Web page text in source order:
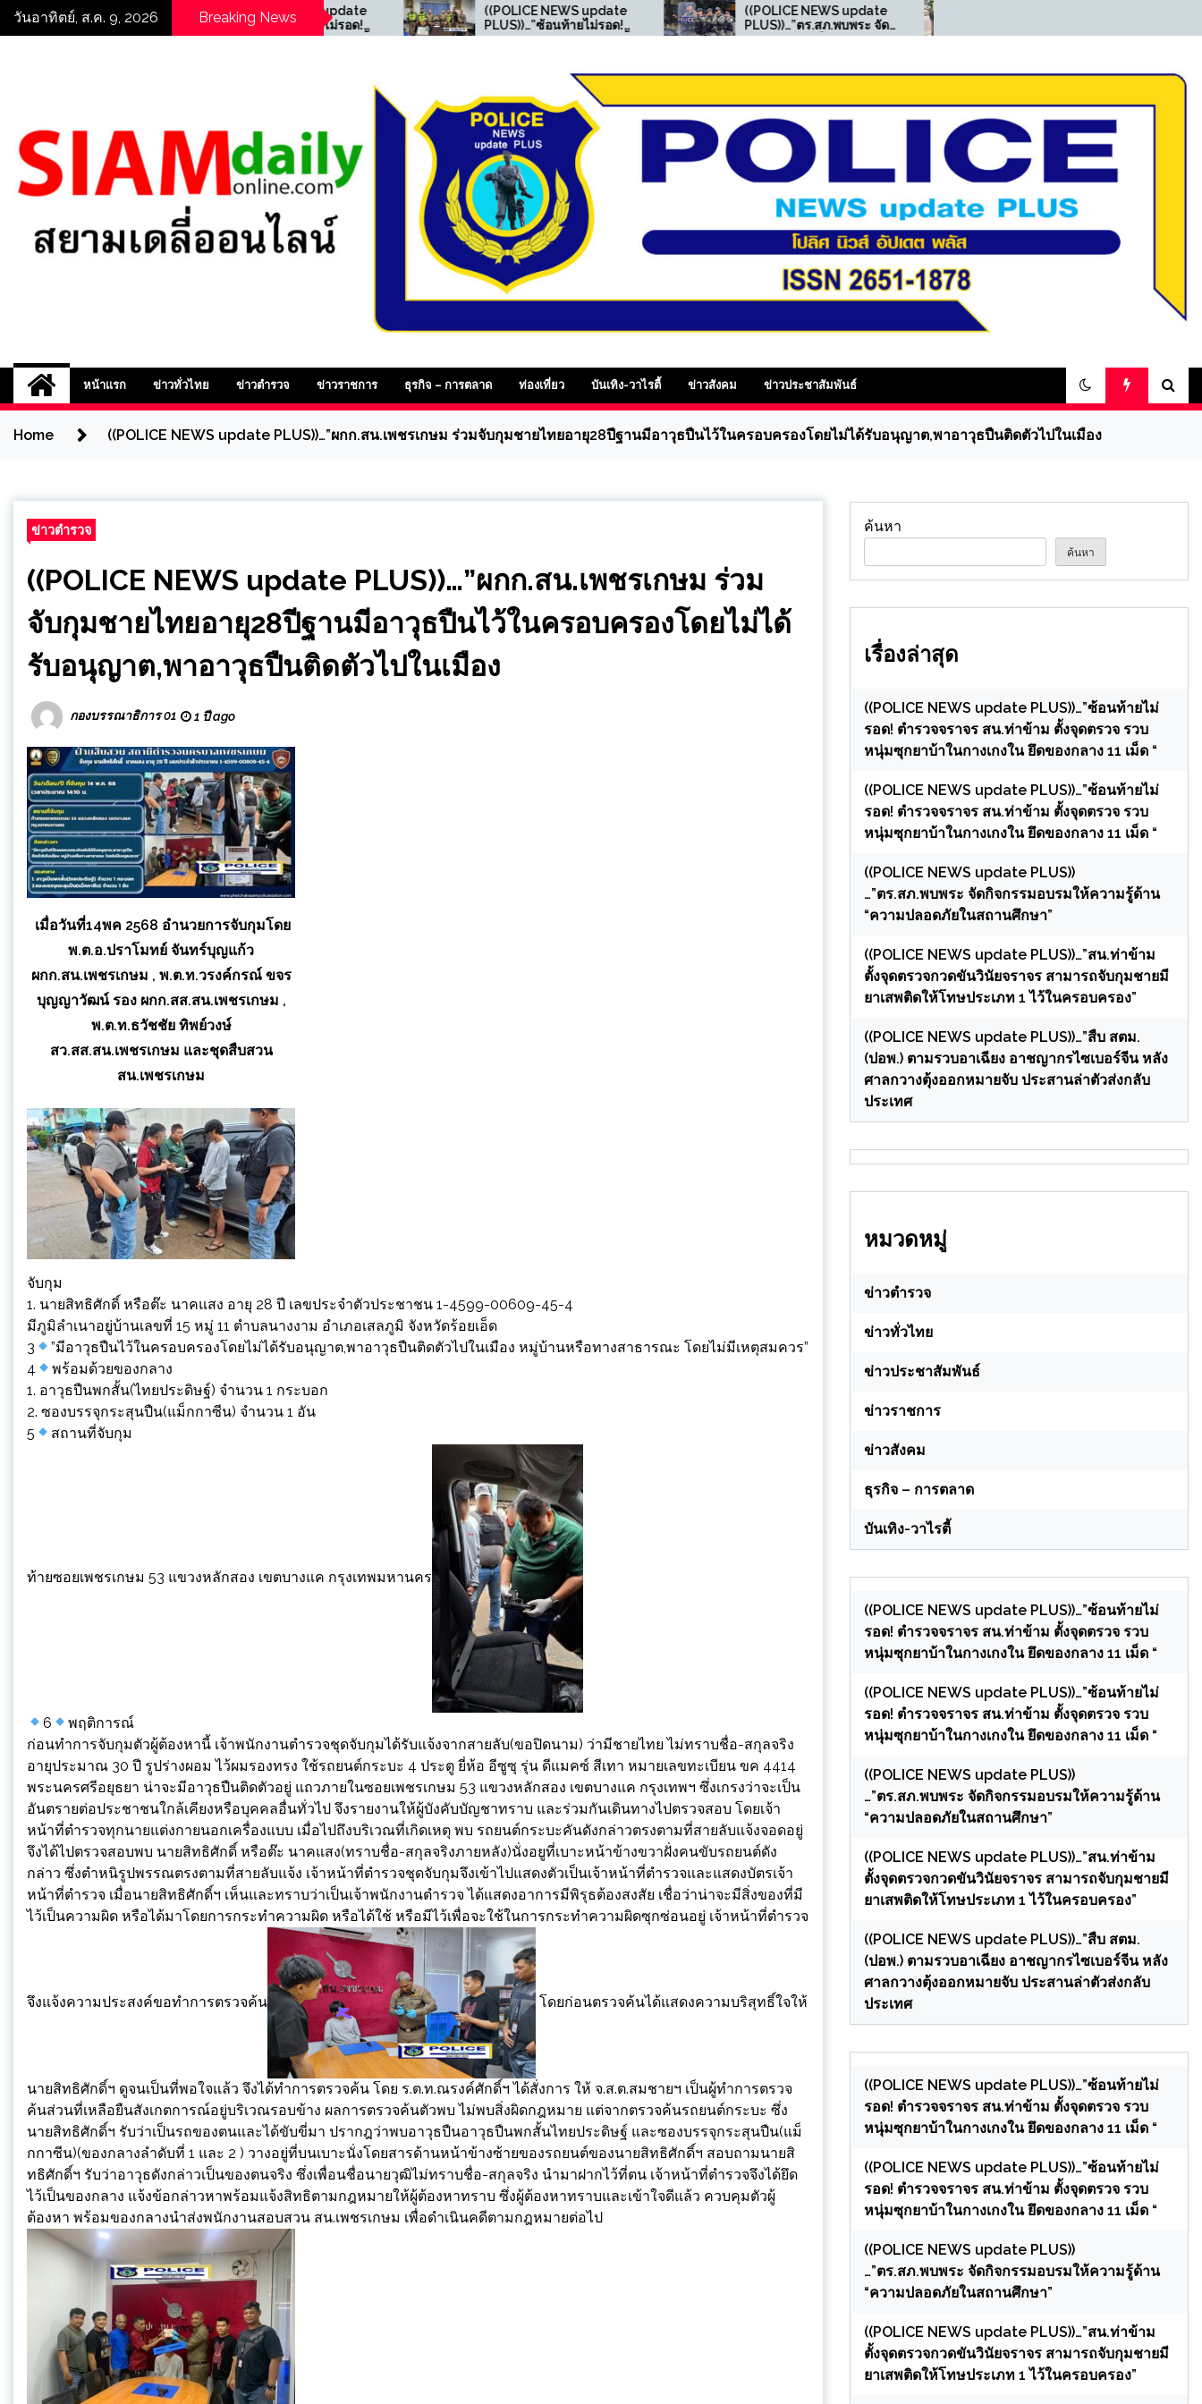
Skipวันอาทิตย์, ส.ค. 9, 2026 Breaking News
าน
((POLICE NEWS update
PLUS))…”ซ้อนท้ายไม่รอด!
ตำรวจจราจร สน.ท่าข้าม ตั้ง
((POLICE NEWS update
PLUS))…”ซ้อนท้ายไม่รอด!
ตำรวจจราจร สน.ท่าข้าม ตั้ง
((POLICE NEWS update
PLUS))…”ตร.สภ.พบพระ จัด
กิจกรรมอบรมให้ความรู้ด้าน
((POLICE NEWS update
PLUS))…”สน.ท่าข้าม ตั้งจุด
ตรวจกวดขันวินัยจราจร
ตาม
ส่งก
สยามเดลี่ออนไลน์ , SiamDailyOnline , policenewsupdateplus
หน้าแรก ข่าวทั่วไทย ข่าวตำรวจ ข่าวราชการ ธุรกิจ – การตลาด ท่องเที่ยว บันเทิง-วาไรตี้ ข่าวสังคม ข่าวประชาสัมพันธ์
Home ((POLICE NEWS update PLUS))…”ผกก.สน.เพชรเกษม ร่วมจับกุมชายไทยอายุ28ปีฐานมีอาวุธปืนไว้ในครอบครองโดยไม่ได้รับอนุญาต,พาอาวุธปืนติดตัวไปในเมือง
ข่าวตำรวจ
((POLICE NEWS update PLUS))…”ผกก.สน.เพชรเกษม ร่วม
จับกุมชายไทยอายุ28ปีฐานมีอาวุธปืนไว้ในครอบครองโดยไม่ได้
รับอนุญาต,พาอาวุธปืนติดตัวไปในเมือง
กองบรรณาธิการ 01 1 ปี ago
เมื่อวันที่14พค 2568 อำนวยการจับกุมโดย
พ.ต.อ.ปราโมทย์ จันทร์บุญแก้ว
ผกก.สน.เพชรเกษม , พ.ต.ท.วรงค์กรณ์ ขจร
บุญญาวัฒน์ รอง ผกก.สส.สน.เพชรเกษม ,
พ.ต.ท.ธวัชชัย ทิพย์วงษ์
สว.สส.สน.เพชรเกษม และชุดสืบสวน
สน.เพชรเกษม
จับกุม
1. นายสิทธิศักดิ์ หรือต๊ะ นาคแสง อายุ 28 ปี เลขประจำตัวประชาชน 1-4599-00609-45-4
มีภูมิลำเนาอยู่บ้านเลขที่ 15 หมู่ 11 ตำบลนางงาม อำเภอเสลภูมิ จังหวัดร้อยเอ็ด
3
”มีอาวุธปืนไว้ในครอบครองโดยไม่ได้รับอนุญาต,พาอาวุธปืนติดตัวไปในเมือง หมู่บ้านหรือทางสาธารณะ โดยไม่มีเหตุสมควร”
4
พร้อมด้วยของกลาง
1. อาวุธปืนพกสั้น(ไทยประดิษฐ์) จำนวน 1 กระบอก
2. ซองบรรจุกระสุนปืน(แม็กกาซีน) จำนวน 1 อัน
5
สถานที่จับกุม
ท้ายซอยเพชรเกษม 53 แขวงหลักสอง เขตบางแค กรุงเทพมหานคร
6
พฤติการณ์
ก่อนทำการจับกุมตัวผู้ต้องหานี้ เจ้าพนักงานตำรวจชุดจับกุมได้รับแจ้งจากสายลับ(ขอปิดนาม) ว่ามีชายไทย ไม่ทราบชื่อ-สกุลจริง
อายุประมาณ 30 ปี รูปร่างผอม ไว้ผมรองทรง ใช้รถยนต์กระบะ 4 ประตู ยี่ห้อ อีซูซุ รุ่น ดีแมคซ์ สีเทา หมายเลขทะเบียน ขค 4414
พระนครศรีอยุธยา น่าจะมีอาวุธปืนติดตัวอยู่ แถวภายในซอยเพชรเกษม 53 แขวงหลักสอง เขตบางแค กรุงเทพฯ ซึ่งเกรงว่าจะเป็น
อันตรายต่อประชาชนใกล้เคียงหรือบุคคลอื่นทั่วไป จึงรายงานให้ผู้บังคับบัญชาทราบ และร่วมกันเดินทางไปตรวจสอบ โดยเจ้า
หน้าที่ตำรวจทุกนายแต่งกายนอกเครื่องแบบ เมื่อไปถึงบริเวณที่เกิดเหตุ พบ รถยนต์กระบะคันดังกล่าวตรงตามที่สายลับแจ้งจอดอยู่
จึงได้ไปตรวจสอบพบ นายสิทธิศักดิ์ หรือต๊ะ นาคแสง(ทราบชื่อ-สกุลจริงภายหลัง)นั่งอยูที่เบาะหน้าข้างขวาฝั่งคนขับรถยนต์ดัง
กล่าว ซึ่งตำหนิรูปพรรณตรงตามที่สายลับแจ้ง เจ้าหน้าที่ตำรวจชุดจับกุมจึงเข้าไปแสดงตัวเป็นเจ้าหน้าที่ตำรวจและแสดงบัตรเจ้า
หน้าที่ตำรวจ เมื่อนายสิทธิศักดิ์ฯ เห็นและทราบว่าเป็นเจ้าพนักงานตำรวจ ได้แสดงอาการมีพิรุธต้องสงสัย เชื่อว่าน่าจะมีสิ่งของที่มี
ไว้เป็นความผิด หรือได้มาโดยการกระทำความผิด หรือได้ใช้ หรือมีไว้เพื่อจะใช้ในการกระทำความผิดซุกซ่อนอยู่ เจ้าหน้าที่ตำรวจ
จึงแจ้งความประสงค์ขอทำการตรวจค้น โดยก่อนตรวจค้นได้แสดงความบริสุทธิ์ใจให้
นายสิทธิศักดิ์ฯ ดูจนเป็นที่พอใจแล้ว จึงได้ทำการตรวจค้น โดย ร.ต.ท.ณรงค์ศักดิ์ฯ ได้สั่งการ ให้ จ.ส.ต.สมชายฯ เป็นผู้ทำการตรวจ
ค้นส่วนที่เหลือยืนสังเกตการณ์อยู่บริเวณรอบข้าง ผลการตรวจค้นตัวพบ ไม่พบสิ่งผิดกฎหมาย แต่จากตรวจค้นรถยนต์กระบะ ซึ่ง
นายสิทธิศักดิ์ฯ รับว่าเป็นรถของตนและได้ขับขี่มา ปรากฎว่าพบอาวุธปืนอาวุธปืนพกสั้นไทยประดิษฐ์ และซองบรรจุกระสุนปืน(แม็
กกาซีน)(ของกลางลำดับที่ 1 และ 2 ) วางอยู่ที่บนเบาะนั่งโดยสารด้านหน้าข้างซ้ายของรถยนต์ของนายสิทธิศักดิ์ฯ สอบถามนายสิ
ทธิศักดิ์ฯ รับว่าอาวุธดังกล่าวเป็นของตนจริง ซึ่งเพื่อนชื่อนายวุฒิไม่ทราบชื่อ-สกุลจริง นำมาฝากไว้ที่ตน เจ้าหน้าที่ตำรวจจึงได้ยึด
ไว้เป็นของกลาง แจ้งข้อกล่าวหาพร้อมแจ้งสิทธิตามกฎหมายให้ผู้ต้องหาทราบ ซึ่งผู้ต้องหาทราบและเข้าใจดีแล้ว ควบคุมตัวผู้
ต้องหา พร้อมของกลางนำส่งพนักงานสอบสวน สน.เพชรเกษม เพื่อดำเนินคดีตามกฎหมายต่อไป
ค้นหา
ค้นหา
เรื่องล่าสุด
((POLICE NEWS update PLUS))…”ซ้อนท้ายไม่
รอด! ตำรวจจราจร สน.ท่าข้าม ตั้งจุดตรวจ รวบ
หนุ่มซุกยาบ้าในกางเกงใน ยึดของกลาง 11 เม็ด “
((POLICE NEWS update PLUS))…”ซ้อนท้ายไม่
รอด! ตำรวจจราจร สน.ท่าข้าม ตั้งจุดตรวจ รวบ
หนุ่มซุกยาบ้าในกางเกงใน ยึดของกลาง 11 เม็ด “
((POLICE NEWS update PLUS))
…”ตร.สภ.พบพระ จัดกิจกรรมอบรมให้ความรู้ด้าน
“ความปลอดภัยในสถานศึกษา”
((POLICE NEWS update PLUS))…”สน.ท่าข้าม
ตั้งจุดตรวจกวดขันวินัยจราจร สามารถจับกุมชายมี
ยาเสพติดให้โทษประเภท 1 ไว้ในครอบครอง”
((POLICE NEWS update PLUS))…”สืบ สตม.
(ปอพ.) ตามรวบอาเฉียง อาชญากรไซเบอร์จีน หลัง
ศาลกวางตุ้งออกหมายจับ ประสานล่าตัวส่งกลับ
ประเทศ
หมวดหมู่
ข่าวตำรวจ
ข่าวทั่วไทย
ข่าวประชาสัมพันธ์
ข่าวราชการ
ข่าวสังคม
ธุรกิจ – การตลาด
บันเทิง-วาไรตี้
((POLICE NEWS update PLUS))…”ซ้อนท้ายไม่
รอด! ตำรวจจราจร สน.ท่าข้าม ตั้งจุดตรวจ รวบ
หนุ่มซุกยาบ้าในกางเกงใน ยึดของกลาง 11 เม็ด “
((POLICE NEWS update PLUS))…”ซ้อนท้ายไม่
รอด! ตำรวจจราจร สน.ท่าข้าม ตั้งจุดตรวจ รวบ
หนุ่มซุกยาบ้าในกางเกงใน ยึดของกลาง 11 เม็ด “
((POLICE NEWS update PLUS))
…”ตร.สภ.พบพระ จัดกิจกรรมอบรมให้ความรู้ด้าน
“ความปลอดภัยในสถานศึกษา”
((POLICE NEWS update PLUS))…”สน.ท่าข้าม
ตั้งจุดตรวจกวดขันวินัยจราจร สามารถจับกุมชายมี
ยาเสพติดให้โทษประเภท 1 ไว้ในครอบครอง”
((POLICE NEWS update PLUS))…”สืบ สตม.
(ปอพ.) ตามรวบอาเฉียง อาชญากรไซเบอร์จีน หลัง
ศาลกวางตุ้งออกหมายจับ ประสานล่าตัวส่งกลับ
ประเทศ
((POLICE NEWS update PLUS))…”ซ้อนท้ายไม่
รอด! ตำรวจจราจร สน.ท่าข้าม ตั้งจุดตรวจ รวบ
หนุ่มซุกยาบ้าในกางเกงใน ยึดของกลาง 11 เม็ด “
((POLICE NEWS update PLUS))…”ซ้อนท้ายไม่
รอด! ตำรวจจราจร สน.ท่าข้าม ตั้งจุดตรวจ รวบ
หนุ่มซุกยาบ้าในกางเกงใน ยึดของกลาง 11 เม็ด “
((POLICE NEWS update PLUS))
…”ตร.สภ.พบพระ จัดกิจกรรมอบรมให้ความรู้ด้าน
“ความปลอดภัยในสถานศึกษา”
((POLICE NEWS update PLUS))…”สน.ท่าข้าม
ตั้งจุดตรวจกวดขันวินัยจราจร สามารถจับกุมชายมี
ยาเสพติดให้โทษประเภท 1 ไว้ในครอบครอง”